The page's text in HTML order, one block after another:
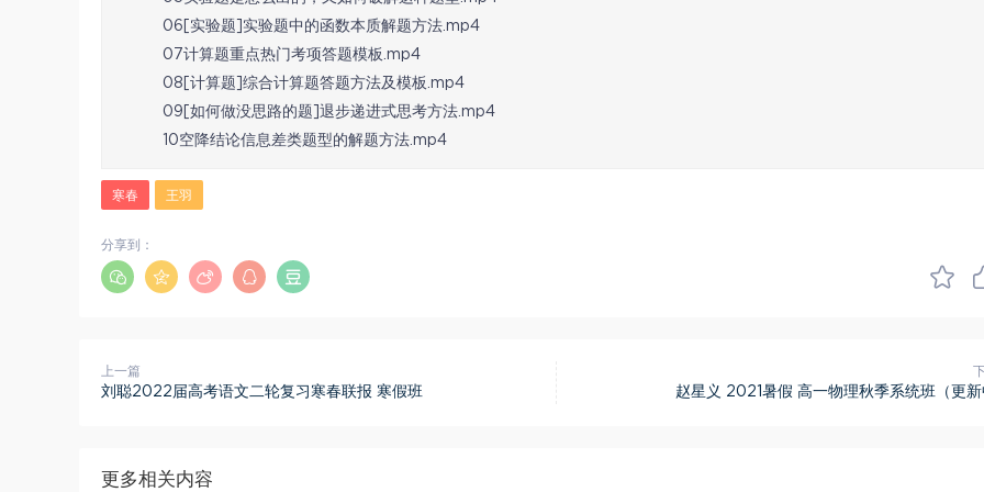
06[实验题]实验题中的函数本质解题方法.mp4
07计算题重点热门考项答题模板.mp4
08[计算题]综合计算题答题方法及模板.mp4
09[如何做没思路的题]退步递进式思考方法.mp4
10空降结论信息差类题型的解题方法.mp4
寒春 王羽
分享到：
上一篇
刘聪2022届高考语文二轮复习寒春联报 寒假班 赵星义 2021暑假 高一物理秋季系统班（更新
更多相关内容